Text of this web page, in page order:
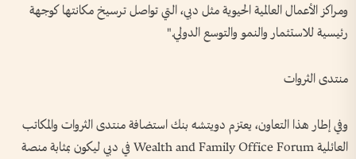
ومراكز الأعمال العالمية الحيوية مثل دبي، التي تواصل ترسيخ مكانتها كوجهة
رئيسية للاستثمار والنمو والتوسع الدولي."
منتدى الثروات
وفي إطار هذا التعاون، يعتزم دويتشه بنك استضافة منتدى الثروات والمكاتب
العائلية Wealth and Family Office Forum في دبي ليكون بمثابة منصة